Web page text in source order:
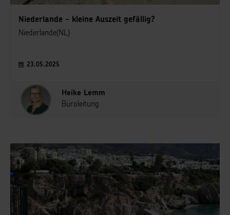
Niederlande - kleine Auszeit gefällig?
Niederlande(NL)
23.05.2025
Heike Lemm
Büroleitung